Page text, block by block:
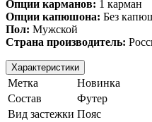
Опции карманов: 1 карман
Опции капюшона: Без
Пол: Мужской
Страна производитель:
Характеристики
Метка
Новинка
Состав
Футер
Вид застежки Пояс